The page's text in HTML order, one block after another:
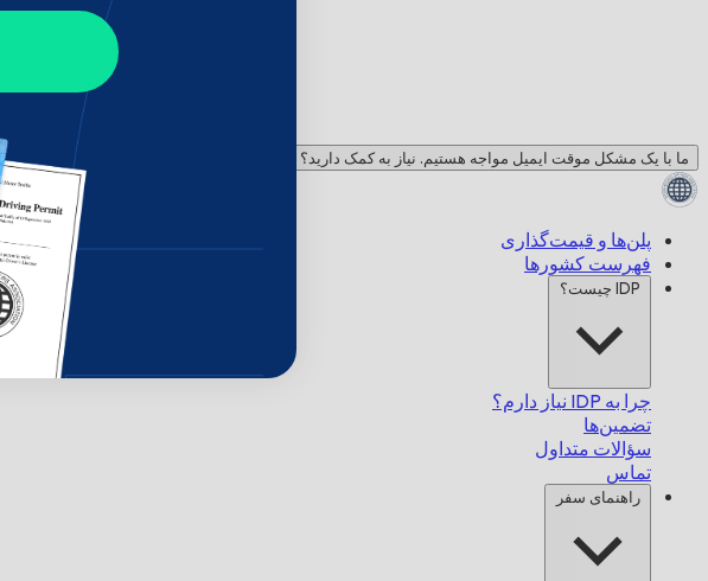
ما با یک مشکل موقت ایمیل مواجه هستیم. نیاز به کمک دارید؟ با ما چت کنید!
پلن‌ها و قیمت‌گذاری
فهرست کشورها
IDP چیست؟
چرا به IDP نیاز دارم؟
تضمین‌ها
سؤالات متداول
تماس
راهنمای سفر